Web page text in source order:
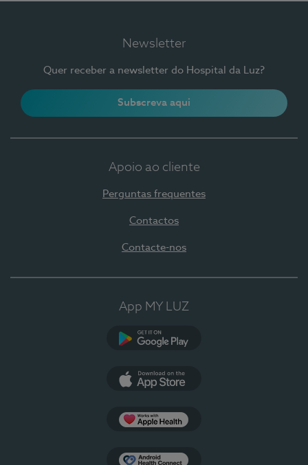
Newsletter
Quer receber a newsletter do Hospital da Luz?
Subscreva aqui
Apoio ao cliente
Perguntas frequentes
Contactos
Contacte-nos
App MY LUZ